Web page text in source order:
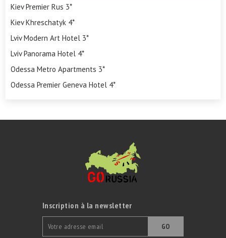
Kiev Premier Rus 3*
Kiev Khreschatyk 4*
Lviv Modern Art Hotel 3*
Lviv Panorama Hotel 4*
Odessa Metro Apartments 3*
Odessa Premier Geneva Hotel 4*
Inscription à la newsletter
GO